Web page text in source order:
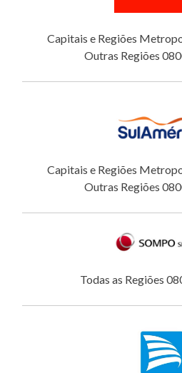
Capitais e Regiões
Outras Regiões
Capitais e Regiões
Outras Regiões
Todas as Regiões